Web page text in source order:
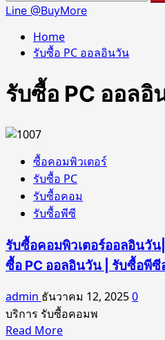
สำหรับ:
Line @BuyMore
Home
รับซื้อ PC ออลอินวัน
รับซื้อ PC ออลอิ
ซื้อคอมพิวเตอร์
รับซื้อ PC
รับซื้อคอม
รับซื้อพีซี
รับซื้อคอมพิวเตอร์ออลอินวั
ซื้อ PC ออลอินวัน | รับซื้อพี
admin ธันวาคม 12, 20250
บริการ รับซื้อคอมพ
Read MoreRead